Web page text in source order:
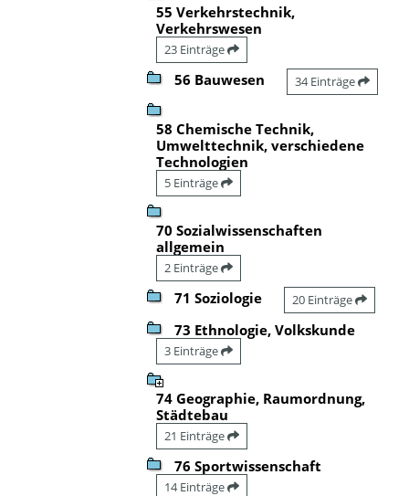
55 Verkehrstechnik,
Verkehrswesen
23 Einträge
56 Bauwesen 34 Einträge
58 Chemische Technik,
Umwelttechnik, verschiedene
Technologien
5 Einträge
70 Sozialwissenschaften
allgemein
2 Einträge
71 Soziologie 20 Einträge
73 Ethnologie, Volkskunde
3 Einträge
74 Geographie, Raumordnung,
Städtebau
21 Einträge
76 Sportwissenschaft
14 Einträge